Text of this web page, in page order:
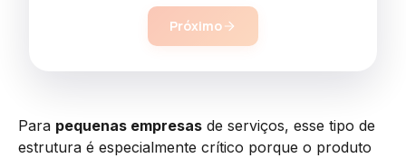
Próximo
Para pequenas empresas de serviços, esse tipo de
estrutura é especialmente crítico porque o produto